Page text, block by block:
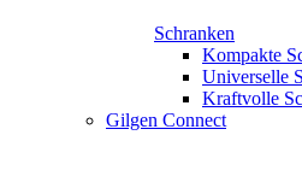
Schranken
Kompakte
Universelle
Kraftvolle
Gilgen Connect